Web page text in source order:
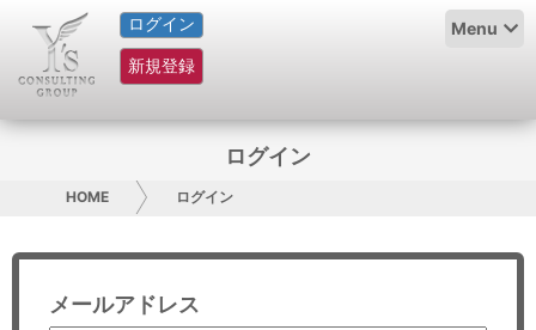
ログイン
新規登録
Menu
HOME
サービス紹介
グループ概要
採用情報
お問い合わせ
ログイン
HOME ログイン
メールアドレス